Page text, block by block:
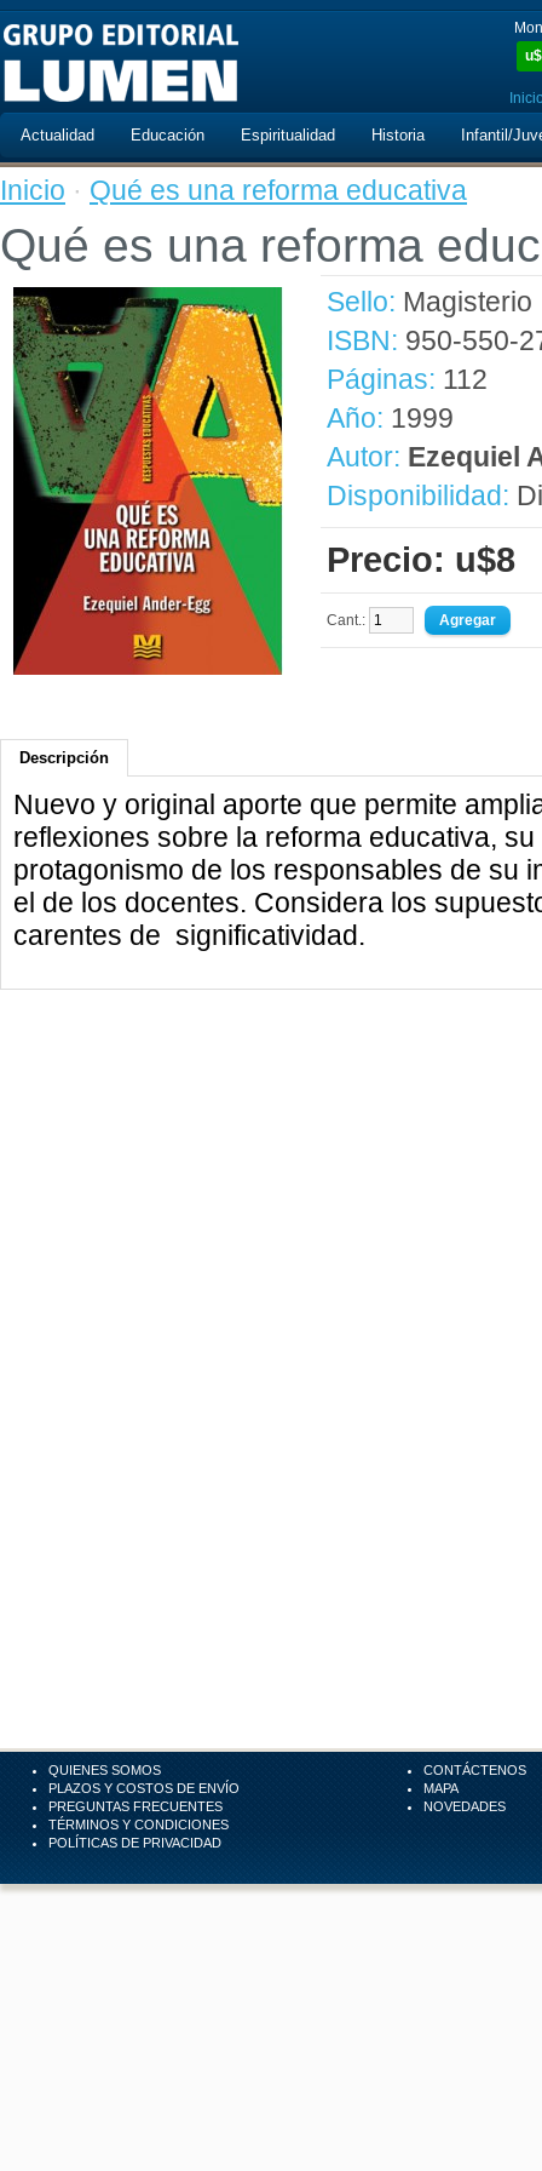
u$
Actualidad Educación Espiritualidad Historia Infantil/
Inicio · Qué es una reforma educativa
Qué es una reforma
Sello: Magisterio
ISBN: 950-550-
Páginas: 112
Año: 1999
Autor: Ezequiel
Disponibilidad:
Precio: u$8
Cant.:
Descripción
Nuevo y original aporte que permite
reflexiones sobre la reforma educativa,
protagonismo de los responsables de su
el de los docentes. Considera los
carentes de significatividad.
QUIENES SOMOS
PLAZOS Y COSTOS DE ENVÍO
PREGUNTAS FRECUENTES
TÉRMINOS Y CONDICIONES
POLÍTICAS DE PRIVACIDAD
CONTÁCTENOS
MAPA
NOVEDADES